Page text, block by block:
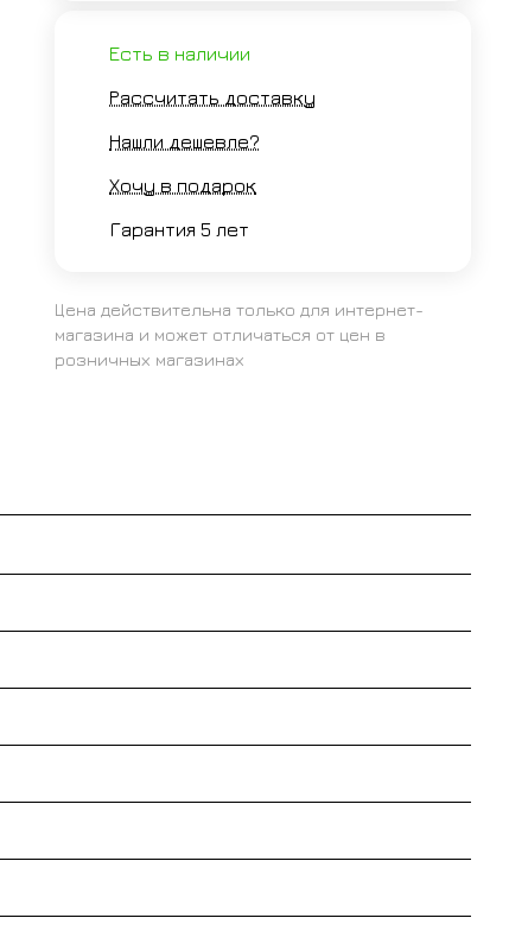
Есть в наличии
Рассчитать доставку
Нашли дешевле?
Хочу в подарок
Гарантия 5 лет
Цена действительна только для интернет-
магазина и может отличаться от цен в
розничных магазинах